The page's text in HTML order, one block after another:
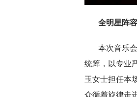
全明星阵
本次音乐
统筹，以专业
玉女士担任本
众循着旋律走